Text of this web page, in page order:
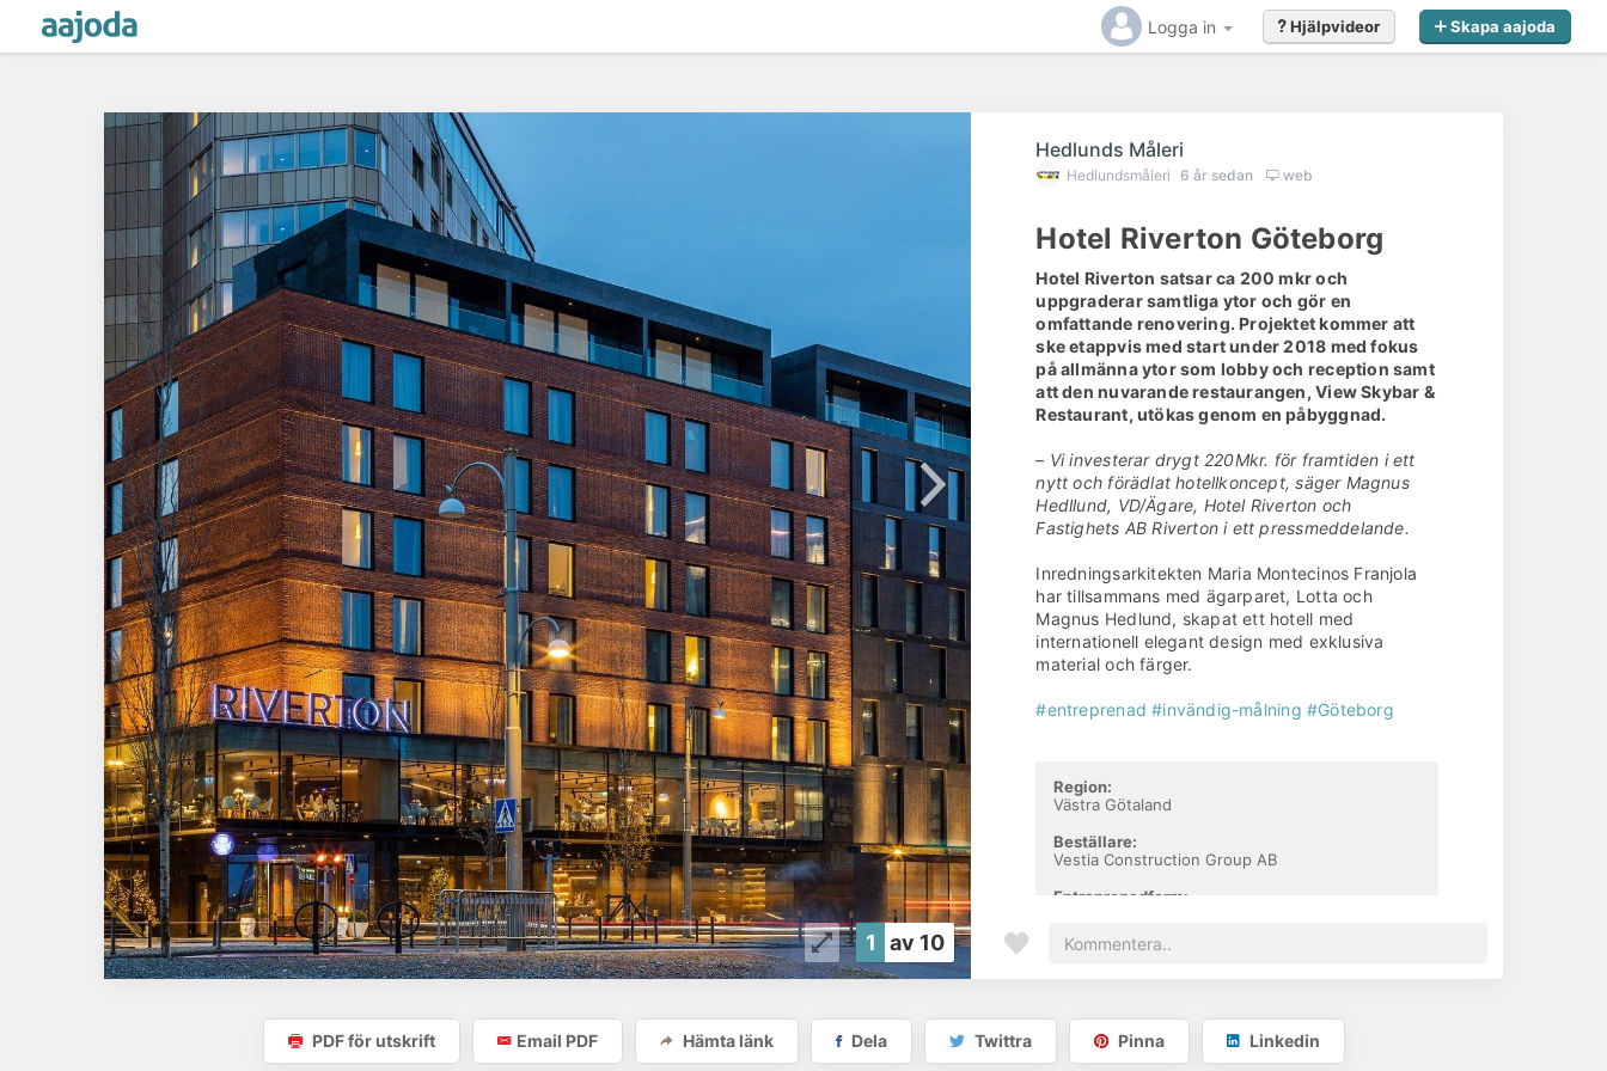
Logga in Skapa aajoda
Hjälpvideor
1 av 10
Hedlunds Måleri
Hedlundsmåleri 6 år sedan web
Hotel Riverton Göteborg
Hotel Riverton satsar ca 200 mkr och
uppgraderar samtliga ytor och gör en
omfattande renovering. Projektet kommer att
ske etappvis med start under 2018 med fokus
på allmänna ytor som lobby och reception samt
att den nuvarande restaurangen, View Skybar &
Restaurant, utökas genom en påbyggnad.
– Vi investerar drygt 220Mkr. för framtiden i ett
nytt och förädlat hotellkoncept, säger Magnus
Hedllund, VD/Ägare, Hotel Riverton och
Fastighets AB Riverton i ett pressmeddelande.
Inredningsarkitekten Maria Montecinos Franjola
har tillsammans med ägarparet, Lotta och
Magnus Hedlund, skapat ett hotell med
internationell elegant design med exklusiva
material och färger.
#entreprenad #invändig-målning #Göteborg
Region:
Västra Götaland
Beställare:
Vestia Construction Group AB
Entreprenadform:
Byggtid:
Om- och påbyggnad av hotell
Var:
PDF för utskrift Email PDF Hämta länk Dela Twittra Pinna Linkedin